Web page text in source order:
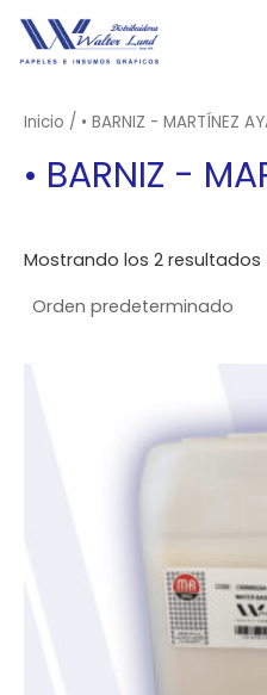
contenido
Inicio / • BARNIZ - MARTÍNEZ
• BARNIZ -
Mostrando los 2 resultados